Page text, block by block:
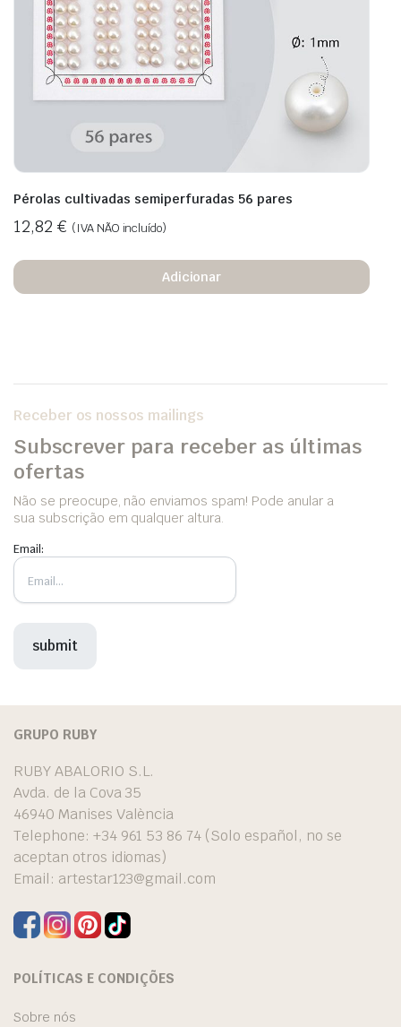
Pérolas cultivadas semiperfuradas 56 pares
12,82 € (IVA NÃO incluído)
Adicionar
Receber os nossos mailings
Subscrever para receber as últimas
ofertas
Não se preocupe, não enviamos spam! Pode anular a
sua subscrição em qualquer altura.
Email:
GRUPO RUBY
RUBY ABALORIO S.L.
Avda. de la Cova 35
46940 Manises València
Telephone: +34 961 53 86 74 (Solo español, no se
aceptan otros idiomas)
Email: artestar123@gmail.com
POLÍTICAS E CONDIÇÕES
Sobre nós